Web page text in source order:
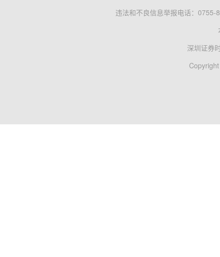
违法和不良信息举报电话：0755-
深圳证券